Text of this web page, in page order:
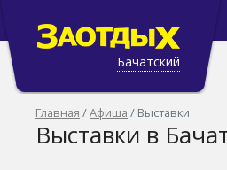
Бачатский
Главная Афиша Выставки
Выставки в